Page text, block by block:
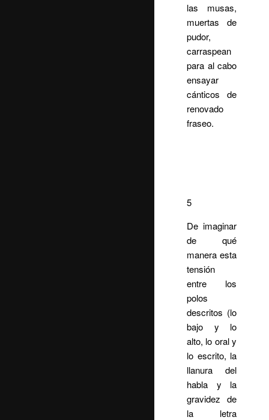
las musas,
muertas de
pudor,
carraspean
para al cabo
ensayar
cánticos de
renovado
fraseo.
5
De imaginar
de qué
manera esta
tensión
entre los
polos
descritos (lo
bajo y lo
alto, lo oral y
lo escrito, la
llanura del
habla y la
gravidez de
la letra